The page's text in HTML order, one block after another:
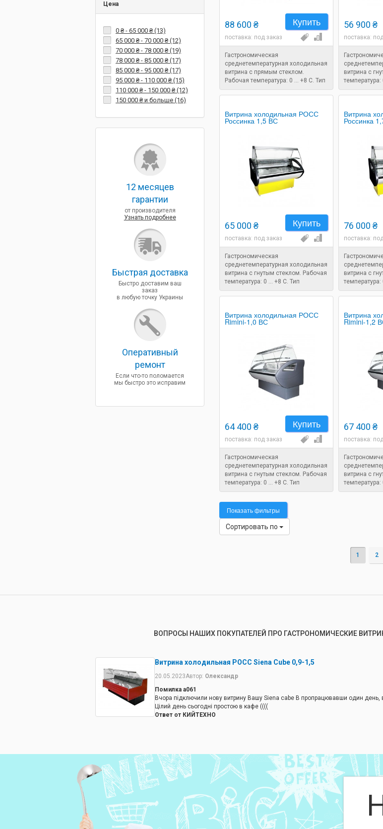
Купить
88 600 ₴
поставка: под заказ
Гастрономическая
среднетемпературная холодильная
витрина с прямым стеклом.
Рабочая температура: 0 ... +8 C. Тип
охлаждения: статический.
Размеры: 2080x880x1250 мм.
56 900 ₴
поставка:
витрина с
температура:
охлаждения:
Размеры:
Витрина холодильная РОСС
Россинка 1,5 ВС
Купить
65 000 ₴
поставка: под заказ
Гастрономическая
среднетемпературная холодильная
витрина с гнутым стеклом. Рабочая
температура: 0 ... +8 C. Тип
охлаждения: статический.
Размеры: 1580x860x1250 мм.
Витрина
Россинка
76 000 ₴
поставка:
витрина с
температура:
охлаждения:
Размеры:
Витрина холодильная РОСС
Rimini-1,0 ВС
Купить
64 400 ₴
поставка: под заказ
Гастрономическая
среднетемпературная холодильная
витрина с гнутым стеклом. Рабочая
температура: 0 ... +8 C. Тип
охлаждения: статический.
Витрина
Rimini-1,2
67 400 ₴
поставка:
витрина с
температура:
охлаждения:
Показать фильтры
Сортировать по
1 2
Цена
0 ₴- 65 000 ₴(13)
65 000 ₴- 70 000 ₴(12)
70 000 ₴- 78 000 ₴(19)
78 000 ₴- 85 000 ₴(17)
85 000 ₴- 95 000 ₴(17)
95 000 ₴- 110 000 ₴(15)
110 000 ₴- 150 000 ₴(12)
150 000 ₴и больше (16)
12 месяцев
гарантии
от производителя
Узнать подробнее
Быcтрая доставка
Быстро доставим ваш
заказ
в любую точку Украины
Оперативный
ремонт
Если что-то поломается
мы быстро это исправим
ВОПРОСЫ НАШИХ ПОКУПАТЕЛЕЙ ПРО ГАСТРОНОМИЧЕСКИЕ
Витрина холодильная РОСС Siena Cube 0,9-1,5
20.05.2023Автор: Олександр
Помилка а061
Вчора підключили нову витрину Вашу Siena cabe В пропрацювавши один день,
Цілий день сьогодні простою в кафе ((((
Ответ от КИЙТЕХНО